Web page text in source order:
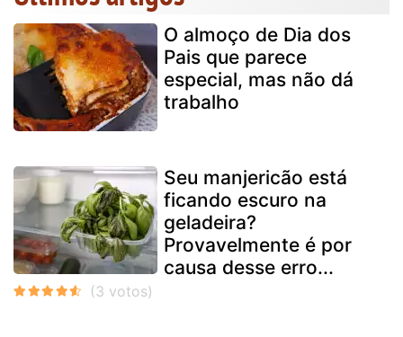
O almoço de Dia dos
Pais que parece
especial, mas não dá
trabalho
Seu manjericão está
ficando escuro na
geladeira?
Provavelmente é por
causa desse erro...